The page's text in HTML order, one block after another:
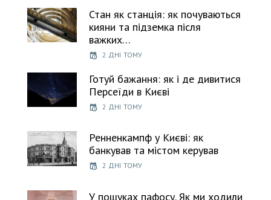
Стан як станція: як почуваються
кияни та підземка після
важких…
2 ДНІ ТОМУ
Готуй бажання: як і де дивитися
Персеїди в Києві
2 ДНІ ТОМУ
Ренненкампф у Києві: як
банкував та містом керував
2 ДНІ ТОМУ
У пошуках пафосу. Як ми ходили